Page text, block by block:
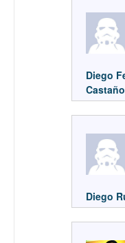
Diego
Castaño
Diego